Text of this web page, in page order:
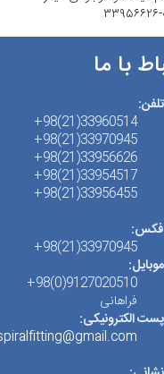
با ما
تلفن:
33960514(21)98+
33970945(21)98+
33956626(21)98+
33954517(21)98+
33956455(21)98+
فکس:
33970945(21)98+
موبایل:
9127020510(0)98+
فراهانی
پست الکترونیکی:
spiralfitting@gmail.com